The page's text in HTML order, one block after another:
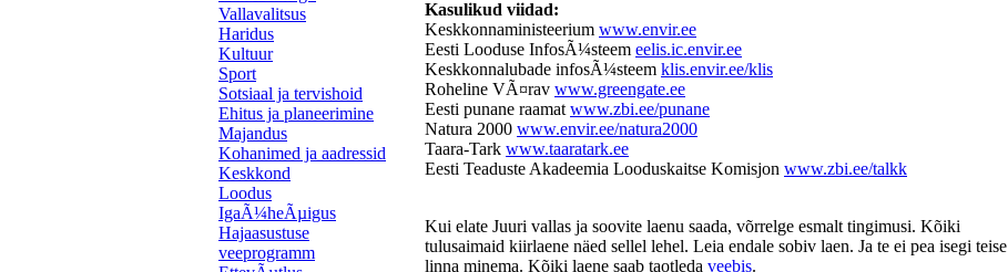
Vallavalitsus
Haridus
Kultuur
Sport
Sotsiaal ja tervishoid
Ehitus ja planeerimine
Majandus
Kohanimed ja aadressid
Keskkond
Loodus
IgaÃ¼heÃµigus
Hajaasustuse
veeprogramm
Kasulikud viidad:
Keskkonnaministeerium www.envir.ee
Eesti Looduse InfosÃ¼steem eelis.ic.envir.ee
Keskkonnalubade infosÃ¼steem klis.envir.ee/klis
Roheline VÃ¤rav www.greengate.ee
Eesti punane raamat www.zbi.ee/punane
Natura 2000 www.envir.ee/natura2000
Taara-Tark www.taaratark.ee
Eesti Teaduste Akadeemia Looduskaitse Komisjon www.zbi.ee/talkk
Kui elate Juuri vallas ja soovite laenu saada, võrrelge esmalt tingimusi. Kõiki
tulusaimaid kiirlaene näed sellel lehel. Leia endale sobiv laen. Ja te ei pea isegi teise
linna minema. Kõiki laene saab taotleda veebis.